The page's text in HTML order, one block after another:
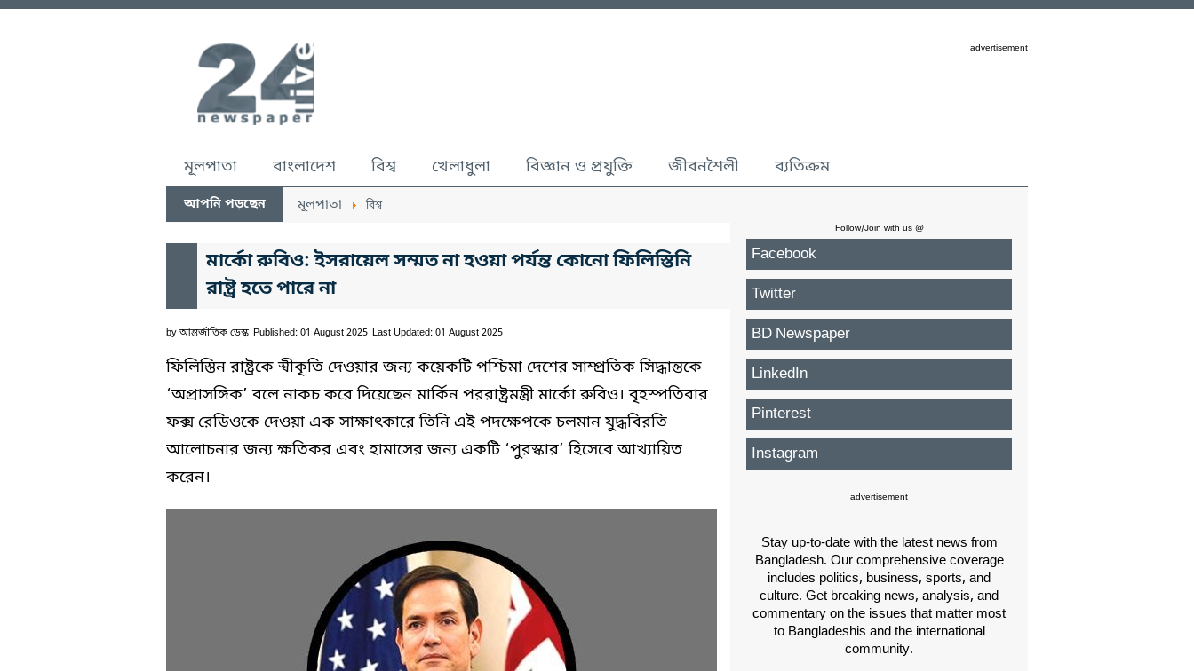
advertisement
মূলপাতা বাংলাদেশ বিশ্ব খেলাধুলা বিজ্ঞান ও প্রযুক্তি জীবনশৈলী ব্যতিক্রম
আপনি পড়ছেন মূলপাতা বিশ্ব
মার্কো রুবিও: ইসরায়েল সম্মত না হওয়া পর্যন্ত কোনো ফিলিস্তিনি
রাষ্ট্র হতে পারে না
by আন্তর্জাতিক ডেস্ক Published: 01 August 2025 Last Updated: 01 August 2025
ফিলিস্তিন রাষ্ট্রকে স্বীকৃতি দেওয়ার জন্য কয়েকটি পশ্চিমা দেশের সাম্প্রতিক সিদ্ধান্তকে
‘অপ্রাসঙ্গিক’ বলে নাকচ করে দিয়েছেন মার্কিন পররাষ্ট্রমন্ত্রী মার্কো রুবিও। বৃহস্পতিবার
ফক্স রেডিওকে দেওয়া এক সাক্ষাৎকারে তিনি এই পদক্ষেপকে চলমান যুদ্ধবিরতি
আলোচনার জন্য ক্ষতিকর এবং হামাসের জন্য একটি ‘পুরস্কার’ হিসেবে আখ্যায়িত
করেন।
Follow/Join with us @
Facebook
Twitter
BD Newspaper
LinkedIn
Pinterest
Instagram
advertisement
Stay up-to-date with the latest news from
Bangladesh. Our comprehensive coverage
includes politics, business, sports, and
culture. Get breaking news, analysis, and
commentary on the issues that matter most
to Bangladeshis and the international
community.